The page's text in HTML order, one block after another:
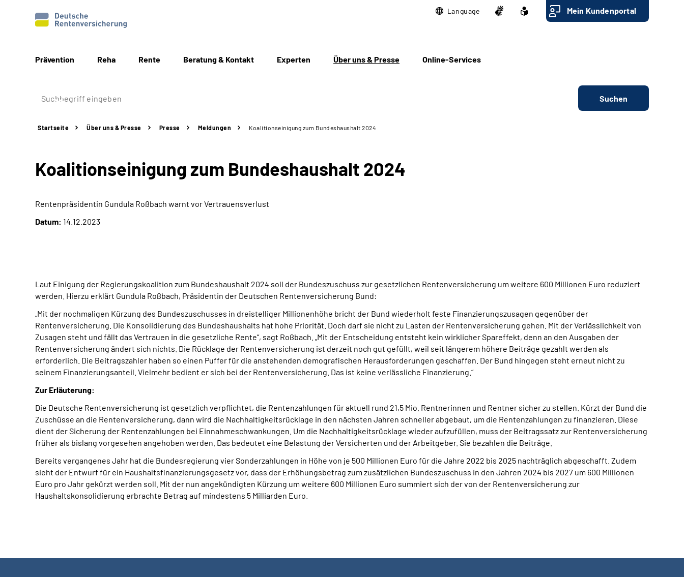
Language Mein Kundenportal
Prävention Reha Rente Beratung & Kontakt Experten Über uns & Presse Online-Services
Suchen
Startseite Über uns & Presse Presse Meldungen Koalitionseinigung zum Bundeshaushalt 2024
Koalitionseinigung zum Bundeshaushalt 2024
Rentenpräsidentin Gundula Roßbach warnt vor Vertrauensverlust
Datum: 14.12.2023
Laut Einigung der Regierungskoalition zum Bundeshaushalt 2024 soll der Bundeszuschuss zur gesetzlichen Rentenversicherung um weitere 600 Millionen Euro reduziert
werden. Hierzu erklärt Gundula Roßbach, Präsidentin der Deutschen Rentenversicherung Bund:
„Mit der nochmaligen Kürzung des Bundeszuschusses in dreistelliger Millionenhöhe bricht der Bund wiederholt feste Finanzierungszusagen gegenüber der
Rentenversicherung. Die Konsolidierung des Bundeshaushalts hat hohe Priorität. Doch darf sie nicht zu Lasten der Rentenversicherung gehen. Mit der Verlässlichkeit von
Zusagen steht und fällt das Vertrauen in die gesetzliche Rente“, sagt Roßbach. „Mit der Entscheidung entsteht kein wirklicher Spareffekt, denn an den Ausgaben der
Rentenversicherung ändert sich nichts. Die Rücklage der Rentenversicherung ist derzeit noch gut gefüllt, weil seit längerem höhere Beiträge gezahlt werden als
erforderlich. Die Beitragszahler haben so einen Puffer für die anstehenden demografischen Herausforderungen geschaffen. Der Bund hingegen steht erneut nicht zu
seinem Finanzierungsanteil. Vielmehr bedient er sich bei der Rentenversicherung. Das ist keine verlässliche Finanzierung.“
Zur Erläuterung:
Die Deutsche Rentenversicherung ist gesetzlich verpflichtet, die Rentenzahlungen für aktuell rund 21,5 Mio. Rentnerinnen und Rentner sicher zu stellen. Kürzt der Bund die
Zuschüsse an die Rentenversicherung, dann wird die Nachhaltigkeitsrücklage in den nächsten Jahren schneller abgebaut, um die Rentenzahlungen zu finanzieren. Diese
dient der Sicherung der Rentenzahlungen bei Einnahmeschwankungen. Um die Nachhaltigkeitsrücklage wieder aufzufüllen, muss der Beitragssatz zur Rentenversicherung
früher als bislang vorgesehen angehoben werden. Das bedeutet eine Belastung der Versicherten und der Arbeitgeber. Sie bezahlen die Beiträge.
Bereits vergangenes Jahr hat die Bundesregierung vier Sonderzahlungen in Höhe von je 500 Millionen Euro für die Jahre 2022 bis 2025 nachträglich abgeschafft. Zudem
sieht der Entwurf für ein Haushaltsfinanzierungsgesetz vor, dass der Erhöhungsbetrag zum zusätzlichen Bundeszuschuss in den Jahren 2024 bis 2027 um 600 Millionen
Euro pro Jahr gekürzt werden soll. Mit der nun angekündigten Kürzung um weitere 600 Millionen Euro summiert sich der von der Rentenversicherung zur
Haushaltskonsolidierung erbrachte Betrag auf mindestens 5 Milliarden Euro.